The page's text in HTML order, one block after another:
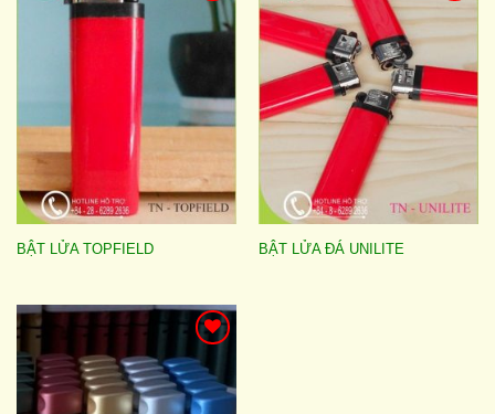
Add to
wishlist
BẬT LỬA TOPFIELD
Add to
wishlist
BẬT LỬA ĐÁ UNILITE
Add to
wishlist